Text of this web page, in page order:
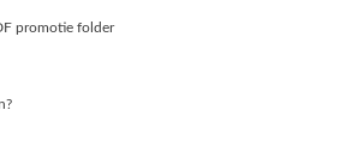
promotie folder